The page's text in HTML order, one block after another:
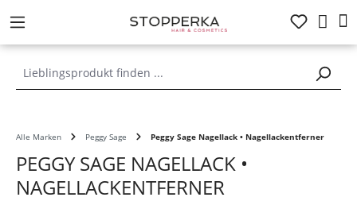
springen
Alle Marken Peggy Sage Peggy Sage Nagellack • Nagellackentferner
PEGGY SAGE NAGELLACK •
NAGELLACKENTFERNER